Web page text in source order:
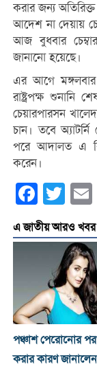
করার জন্য
আদেশ না দেয়ায়
আজ বুধবার
জানানো হয়েছে।
এর আগে
রাষ্ট্রপক্ষ
চেয়ারপারসন
চান। তবে
পরে আদালত এ
করেন।
Facebook
Twitter
এ জাতীয় আরও খবর
পঞ্চাশ পেরোনোর
করার কারণ